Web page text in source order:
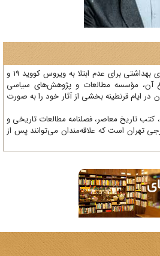
با توجه به نیاز به تداوم مراقبت‌های بهداشتی برای عدم ابتلا به ویروس کووید 19 و
مؤسسه مطالعات و پژوهش‌های سیاسی
قرنطینه بخشی از آثار خود را به صورت
تاریخ معاصر، فصلنامه‌ مطالعات تاریخی و
است که علاقه‌مندان می‌توانند پس از